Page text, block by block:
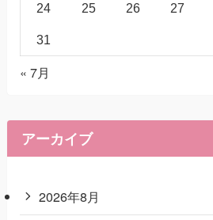
24 25 26 27
31
« 7月
アーカイブ
2026年8月